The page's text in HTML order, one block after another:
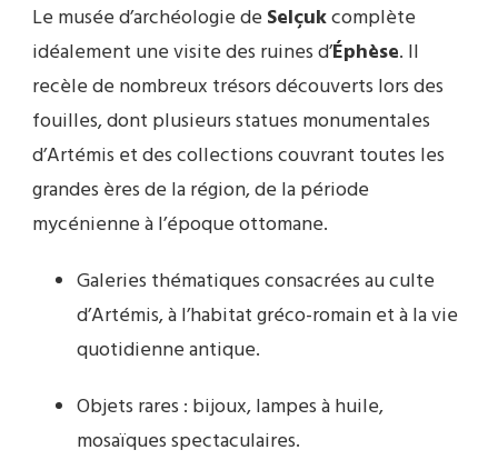
Le musée d’archéologie de Selçukcomplète
idéalement une visite des ruines d’Éphèse. Il
recèle de nombreux trésors découverts lors des
fouilles, dont plusieurs statues monumentales
d’Artémis et des collections couvrant toutes les
grandes ères de la région, de la période
mycénienne à l’époque ottomane.
Galeries thématiques consacrées au culte
d’Artémis, à l’habitat gréco-romain et à la vie
quotidienne antique.
Objets rares : bijoux, lampes à huile,
mosaïques spectaculaires.